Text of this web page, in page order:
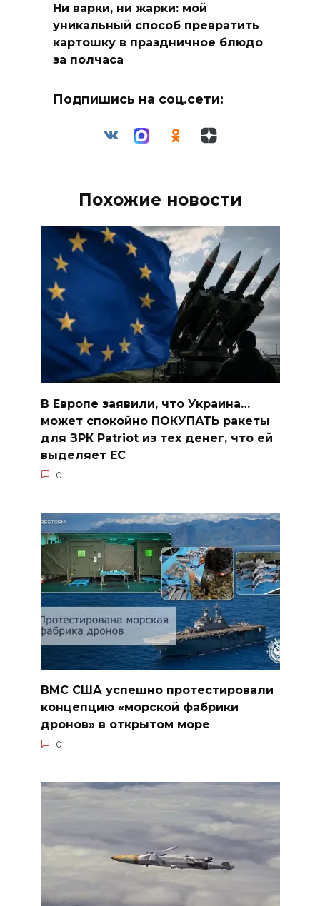
Ни варки, ни жарки: мой
уникальный способ превратить
картошку в праздничное блюдо
за полчаса
Подпишись на соц.сети:
Похожие новости
В Европе заявили, что Украина…
может спокойно ПОКУПАТЬ ракеты
для ЗРК Patriot из тех денег, что ей
выделяет ЕС
0
ВМС США успешно протестировали
концепцию «морской фабрики
дронов» в открытом море
0